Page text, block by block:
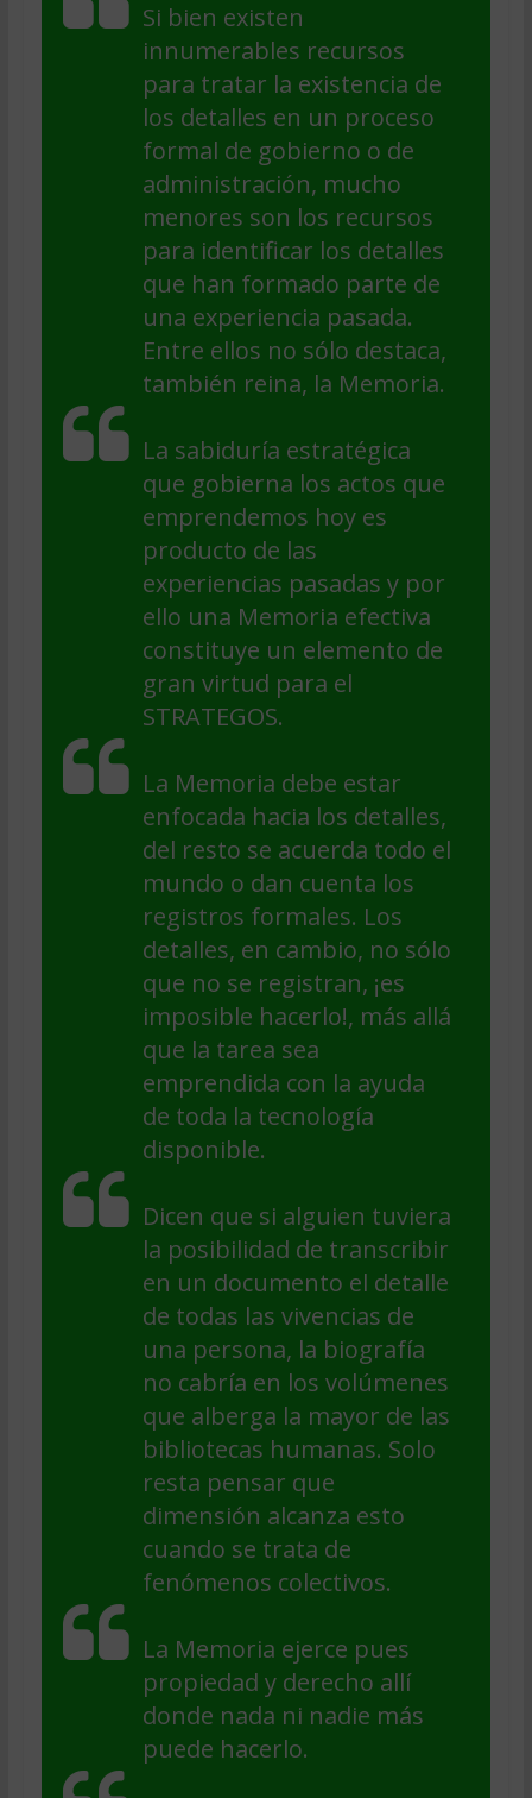
Si bien existen
innumerables recursos
para tratar la existencia de
los detalles en un proceso
formal de gobierno o de
administración, mucho
menores son los recursos
para identificar los detalles
que han formado parte de
una experiencia pasada.
Entre ellos no sólo destaca,
también reina, la Memoria.
La sabiduría estratégica
que gobierna los actos que
emprendemos hoy es
producto de las
experiencias pasadas y por
ello una Memoria efectiva
constituye un elemento de
gran virtud para el
STRATEGOS.
La Memoria debe estar
enfocada hacia los detalles,
del resto se acuerda todo el
mundo o dan cuenta los
registros formales. Los
detalles, en cambio, no sólo
que no se registran, ¡es
imposible hacerlo!, más allá
que la tarea sea
emprendida con la ayuda
de toda la tecnología
disponible.
Dicen que si alguien tuviera
la posibilidad de transcribir
en un documento el detalle
de todas las vivencias de
una persona, la biografía
no cabría en los volúmenes
que alberga la mayor de las
bibliotecas humanas. Solo
resta pensar que
dimensión alcanza esto
cuando se trata de
fenómenos colectivos.
La Memoria ejerce pues
propiedad y derecho allí
donde nada ni nadie más
puede hacerlo.